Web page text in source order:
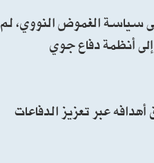
سياسة الغموض النووي، لم
أنظمة دفاع جوي
عبر تعزيز الدفاعات